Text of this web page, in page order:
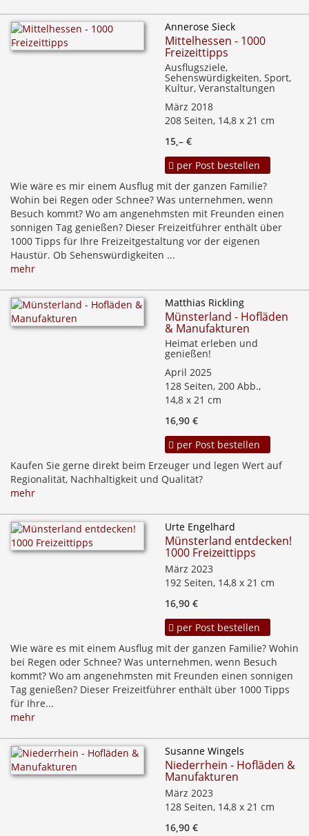
Annerose Sieck
Mittelhessen - 1000
Freizeittipps
Ausflugsziele,
Sehenswürdigkeiten, Sport,
Kultur, Veranstaltungen
März 2018
208 Seiten, 14,8 x 21 cm
15,– €
per Post bestellen
Wie wäre es mir einem Ausflug mit der ganzen Familie?
Wohin bei Regen oder Schnee? Was unternehmen, wenn
Besuch kommt? Wo am angenehmsten mit Freunden einen
sonnigen Tag genießen? Dieser Freizeitführer enthält über
1000 Tipps für Ihre Freizeitgestaltung vor der eigenen
Haustür. Ob Sehenswürdigkeiten ...
mehr
Matthias Rickling
Münsterland - Hofläden
& Manufakturen
Heimat erleben und
genießen!
April 2025
128 Seiten, 200 Abb.,
14,8 x 21 cm
16,90 €
per Post bestellen
Kaufen Sie gerne direkt beim Erzeuger und legen Wert auf
Regionalität, Nachhaltigkeit und Qualität?
mehr
Urte Engelhard
Münsterland entdecken!
1000 Freizeittipps
März 2023
192 Seiten, 14,8 x 21 cm
16,90 €
per Post bestellen
Wie wäre es mit einem Ausflug mit der ganzen Familie? Wohin
bei Regen oder Schnee? Was unternehmen, wenn Besuch
kommt? Wo am angenehmsten mit Freunden einen sonnigen
Tag genießen? Dieser Freizeitführer enthält über 1000 Tipps
für Ihre...
mehr
Susanne Wingels
Niederrhein - Hofläden &
Manufakturen
März 2023
128 Seiten, 14,8 x 21 cm
16,90 €